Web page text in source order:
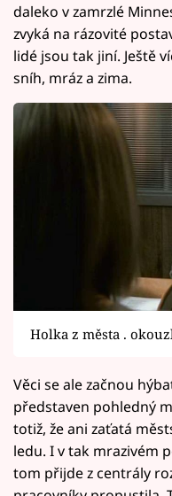
daleko v zamrzlé
zvyká na rázovité
lidé jsou tak jiní. Ještě
sníh, mráz a zima.
Holka z města .
Věci se ale začnou
představen pohledný
totiž, že ani zaťatá
ledu. I v tak mrazivém
tom přijde z centrály